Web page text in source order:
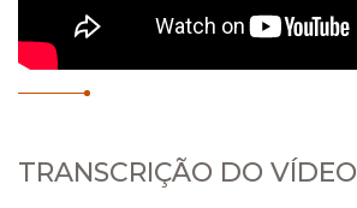
TRANSCRIÇÃO DO VÍDEO